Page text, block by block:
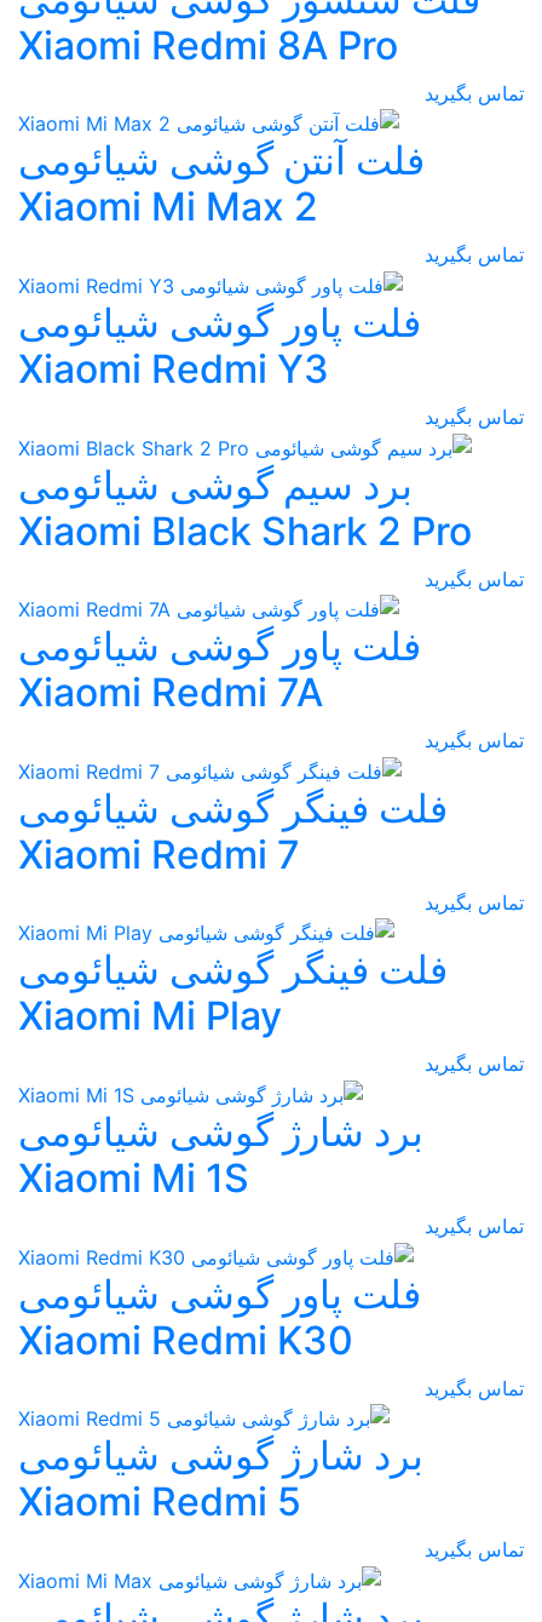
Xiaomi Redmi 8A Pro
تماس بگیرید
فلت آنتن گوشی شیائومی
Xiaomi Mi Max 2
تماس بگیرید
فلت پاور گوشی شیائومی
Xiaomi Redmi Y3
تماس بگیرید
برد سیم گوشی شیائومی
Xiaomi Black Shark 2 Pro
تماس بگیرید
فلت پاور گوشی شیائومی
Xiaomi Redmi 7A
تماس بگیرید
فلت فینگر گوشی شیائومی
Xiaomi Redmi 7
تماس بگیرید
فلت فینگر گوشی شیائومی
Xiaomi Mi Play
تماس بگیرید
برد شارژ گوشی شیائومی
Xiaomi Mi 1S
تماس بگیرید
فلت پاور گوشی شیائومی
Xiaomi Redmi K30
تماس بگیرید
برد شارژ گوشی شیائومی
Xiaomi Redmi 5
تماس بگیرید